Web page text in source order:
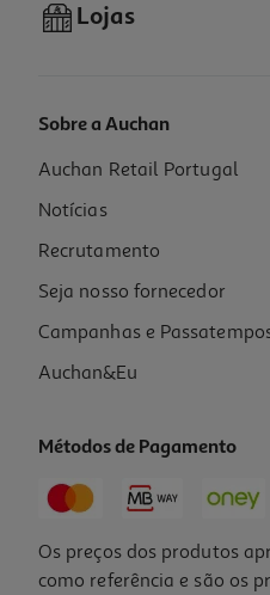
Pomada Mitosyl 2x145g 50%
60 €/Lt
17,40 €
Lojas
Sobre a Auchan
Auchan Retail Portugal
Notícias
Recrutamento
Seja nosso fornecedor
Campanhas e
Auchan&Eu
Métodos de Pagamento
Os preços dos produtos
como referência e são os